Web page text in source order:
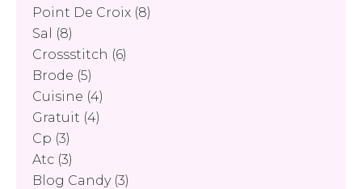
Point De Croix (8)
Sal
(8)
Crossstitch (6)
Brode (5)
Cuisine (4)
Gratuit (4)
Cp (3)
Atc (3)
Blog Candy(3)